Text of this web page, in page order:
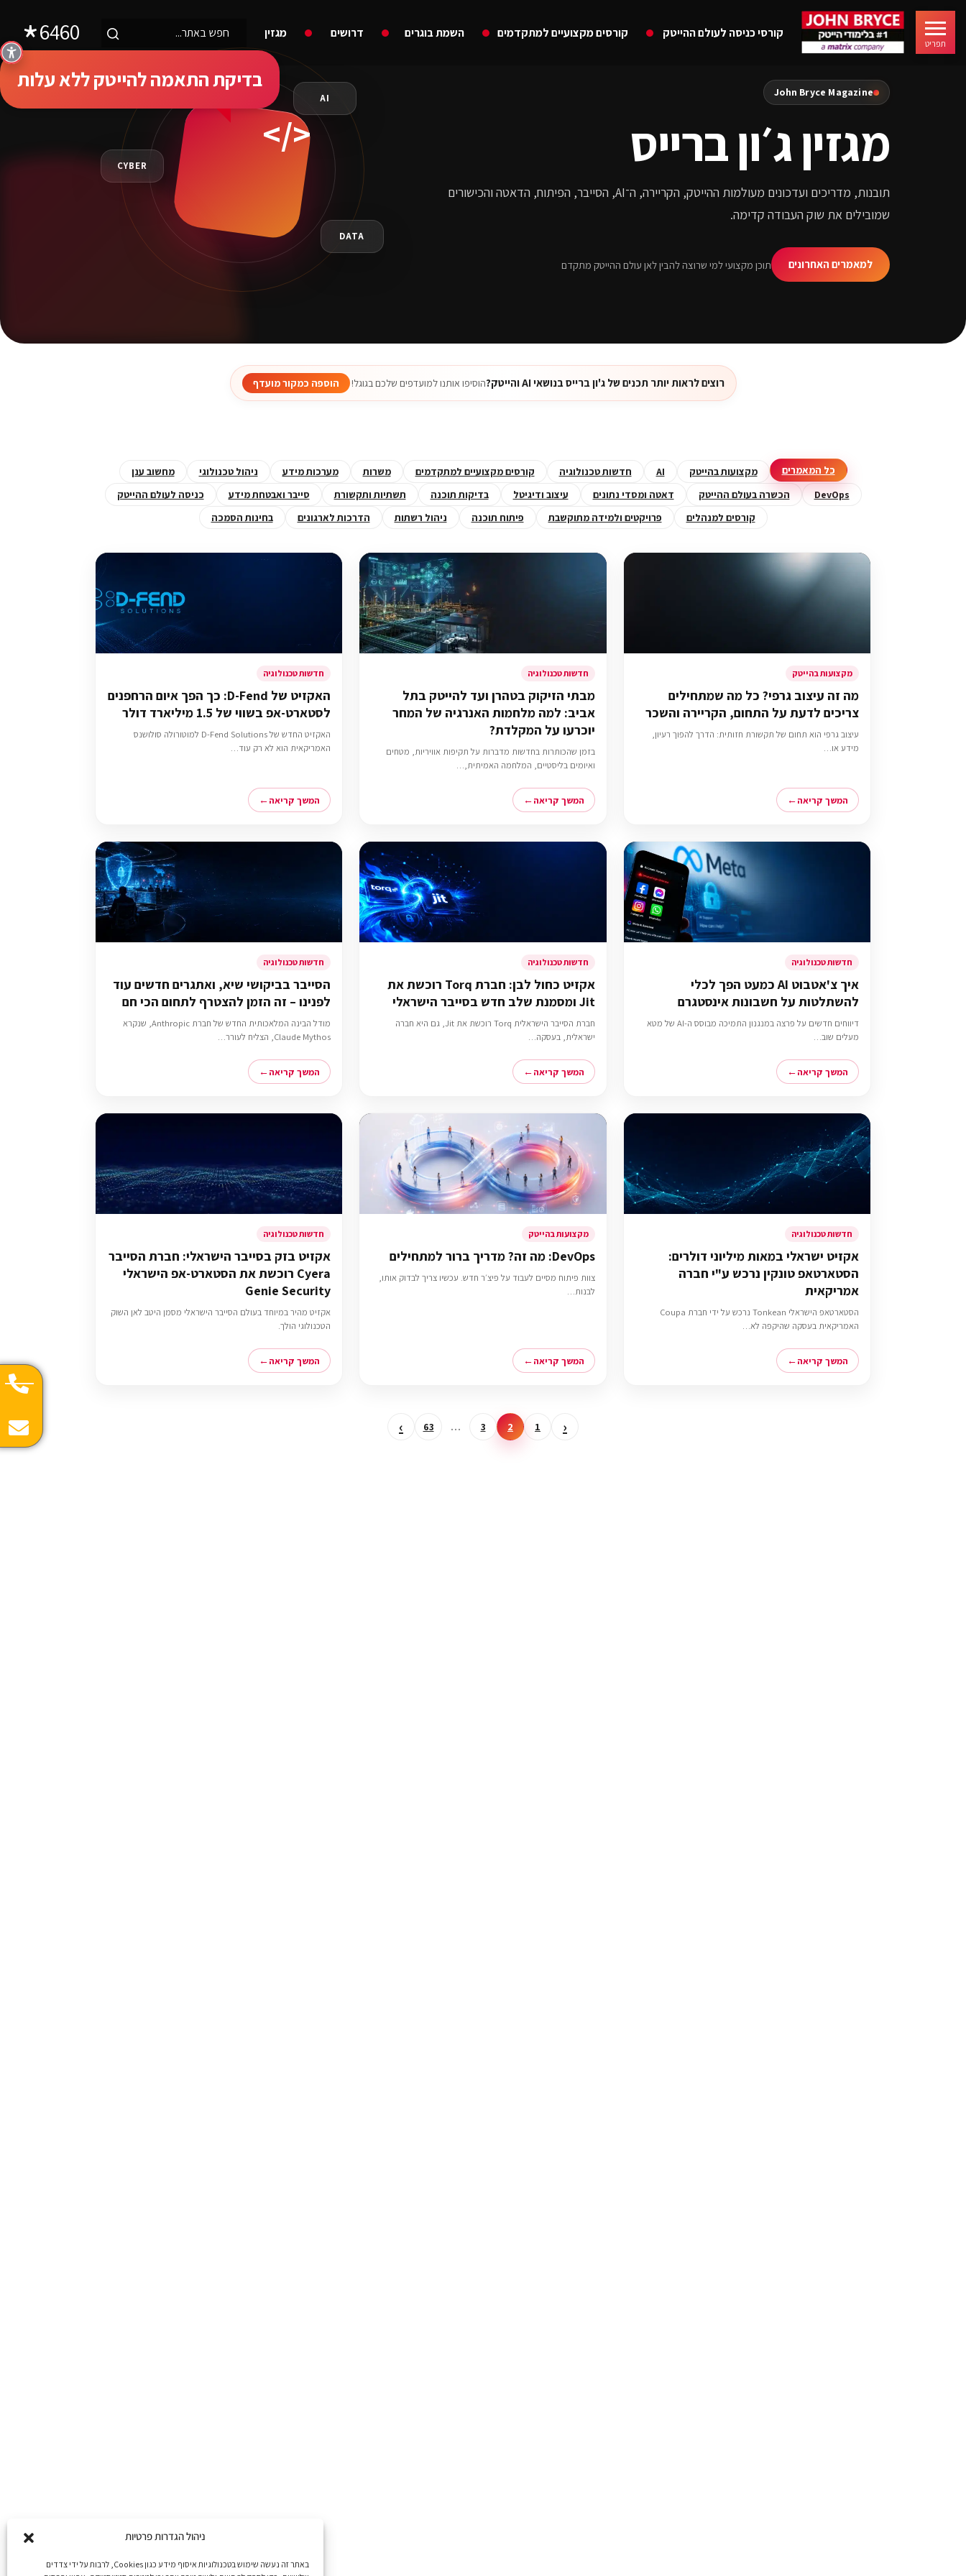
ניהול הגדרות פרטיות
באתר זה נעשה שימוש בטכנולוגיות איסוף מידע כגון Cookies, לרבות על ידי צדדים
תפריט
קורסי כניסה לעולם ההייטק קורסים מקצועיים למתקדמים השמת בוגרים דרושים מגזין 6460
בדיקת התאמה להייטק ללא עלות
John Bryce Magazine
מגזין ג׳ון ברייס
תובנות, מדריכים ועדכונים מעולמות ההייטק, הקריירה, ה־AI, הסייבר, הפיתוח, הדאטה והכישורים
שמובילים את שוק העבודה קדימה.
למאמרים האחרונים תוכן מקצועי למי שרוצה להבין לאן עולם ההייטק מתקדם
AI
CYBER
DATA
רוצים לראות יותר תכנים של ג'ון ברייס בנושאי AI והייטק? הוסיפו אותנו למועדפים שלכם בגוגל! הוספה כמקור מועדף
כל המאמרים מקצועות בהייטק AI חדשות טכנולוגיה קורסים מקצועיים למתקדמים משרות מערכות מידע ניהול טכנולוגי
מחשוב ענן
DevOps
הכשרה בעולם ההייטק דאטה ומסדי נתונים עיצוב ודיגיטל בדיקות תוכנה תשתיות ותקשורת סייבר ואבטחת מידע
כניסה לעולם ההייטק
קורסים למנהלים
פרויקטים ולמידה מתוקשבת פיתוח תוכנה ניהול רשתות הדרכות לארגונים בחינות הסמכה
מקצועות בהייטק
מה זה עיצוב גרפי? כל מה שמתחילים
צריכים לדעת על התחום, הקריירה והשכר
עיצוב גרפי הוא תחום של תקשורת חזותית: הדרך להפוך רעיון,
מידע או…
המשך קריאה
חדשות טכנולוגיה
מבתי הזיקוק בטהרן ועד להייטק בתל
אביב: למה מלחמות האנרגיה של המחר
יוכרעו על המקלדת?
בזמן שהכותרות בחדשות מדברות על תקיפות אוויריות, מטחים
ואיומים בליסטיים, המלחמה האמיתית,…
המשך קריאה
חדשות טכנולוגיה
האקזיט של D-Fend: כך הפך איום הרחפנים
לסטארט-אפ בשווי של 1.5 מיליארד דולר
האקזיט החדש של D-Fend Solutions למוטורולה סולושנס
האמריקאית הוא לא רק עוד…
המשך קריאה
חדשות טכנולוגיה
איך צ'אטבוט AI כמעט הפך לכלי
להשתלטות על חשבונות אינסטגרם
דיווחים חדשים על פרצה במנגנון התמיכה מבוסס ה-AI של מטא
מעלים שוב…
המשך קריאה
חדשות טכנולוגיה
אקזיט כחול לבן: חברת Torq רוכשת את
Jit ומסמנת שלב חדש בסייבר הישראלי
חברת הסייבר הישראלית Torq רוכשת את Jit, גם היא חברה
ישראלית, בעסקה…
המשך קריאה
חדשות טכנולוגיה
הסייבר בביקושי שיא, ואתגרים חדשים עוד
לפנינו – זה הזמן להצטרף לתחום הכי חם
מודל הבינה המלאכותית החדש של חברת Anthropic, שנקרא
Claude Mythos, הצליח לעורר…
המשך קריאה
חדשות טכנולוגיה
אקזיט ישראלי במאות מיליוני דולרים:
הסטארטאפ טונקין נרכש ע"י חברה
אמריקאית
הסטארטאפ הישראלי Tonkean נרכש על ידי חברת Coupa
האמריקאית בעסקה שהיקפה לא…
המשך קריאה
מקצועות בהייטק
DevOps: מה זה? מדריך ברור למתחילים
צוות פיתוח מסיים לעבוד על פיצ׳ר חדש. עכשיו צריך לבדוק אותו,
לבנות…
המשך קריאה
חדשות טכנולוגיה
אקזיט בזק בסייבר הישראלי: חברת הסייבר
Cyera רוכשת את הסטארט-אפ הישראלי
Genie Security
אקזיט מהיר במיוחד בעולם הסייבר הישראלי מסמן היטב לאן השוק
הטכנולוגי הולך.
המשך קריאה
‹
1
2
3
…
63
›